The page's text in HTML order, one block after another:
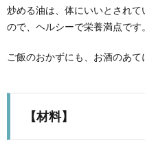
炒める油は、体にいいとされ
ので、ヘルシーで栄養満点です。
ご飯のおかずにも、お酒のあ
【材料】